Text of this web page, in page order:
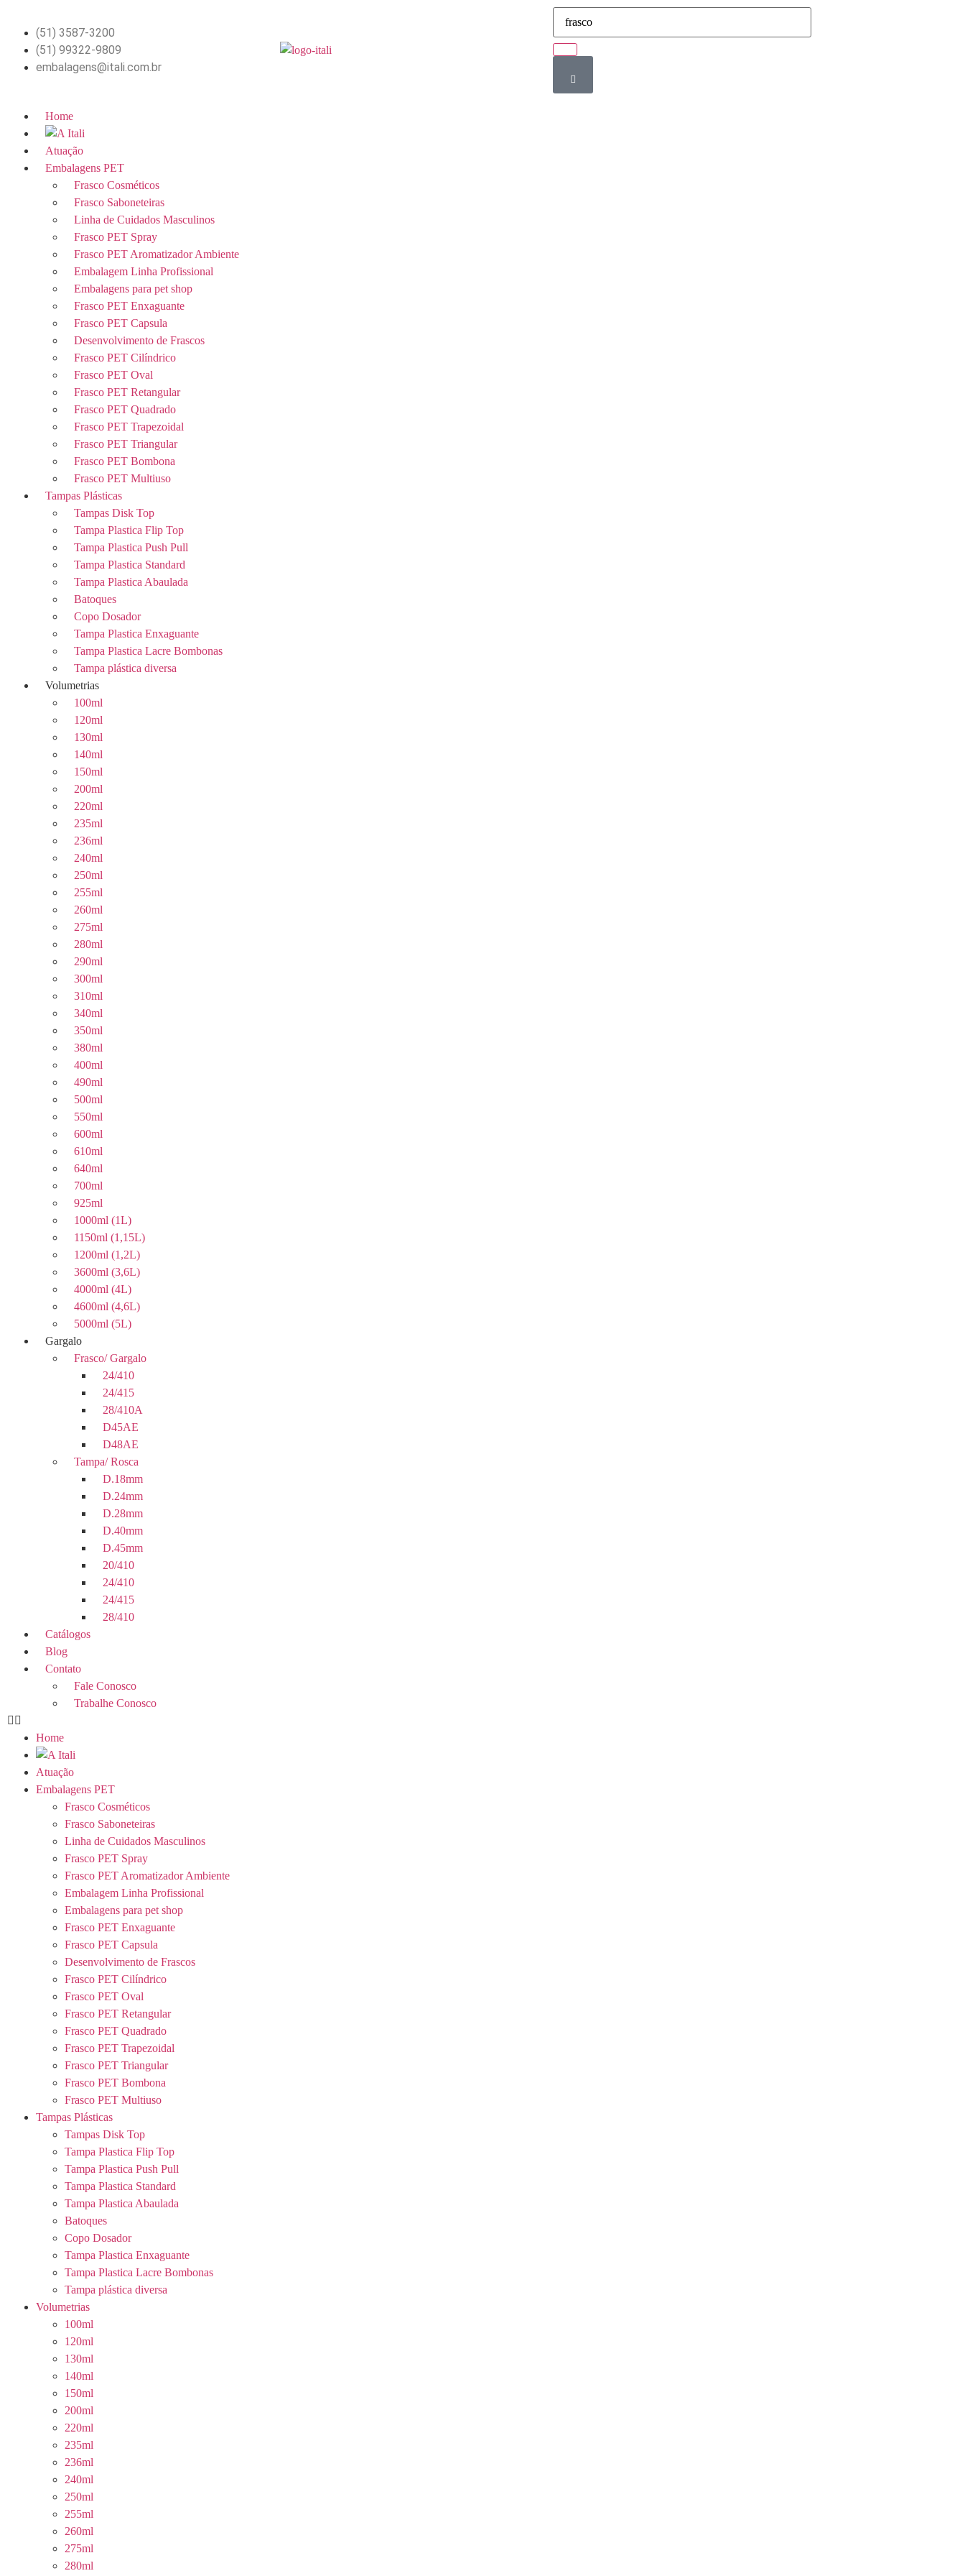
(51) 3587-3200
(51) 99322-9809
embalagens@itali.com.br
Home
Atuação
Embalagens PET
Frasco Cosméticos
Frasco Saboneteiras
Linha de Cuidados Masculinos
Frasco PET Spray
Frasco PET Aromatizador Ambiente
Embalagem Linha Profissional
Embalagens para pet shop
Frasco PET Enxaguante
Frasco PET Capsula
Desenvolvimento de Frascos
Frasco PET Cilíndrico
Frasco PET Oval
Frasco PET Retangular
Frasco PET Quadrado
Frasco PET Trapezoidal
Frasco PET Triangular
Frasco PET Bombona
Frasco PET Multiuso
Tampas Plásticas
Tampas Disk Top
Tampa Plastica Flip Top
Tampa Plastica Push Pull
Tampa Plastica Standard
Tampa Plastica Abaulada
Batoques
Copo Dosador
Tampa Plastica Enxaguante
Tampa Plastica Lacre Bombonas
Tampa plástica diversa
Volumetrias
100ml
120ml
130ml
140ml
150ml
200ml
220ml
235ml
236ml
240ml
250ml
255ml
260ml
275ml
280ml
290ml
300ml
310ml
340ml
350ml
380ml
400ml
490ml
500ml
550ml
600ml
610ml
640ml
700ml
925ml
1000ml (1L)
1150ml (1,15L)
1200ml (1,2L)
3600ml (3,6L)
4000ml (4L)
4600ml (4,6L)
5000ml (5L)
Gargalo
Frasco/ Gargalo
24/410
24/415
28/410A
D45AE
D48AE
Tampa/ Rosca
D.18mm
D.24mm
D.28mm
D.40mm
D.45mm
20/410
24/410
24/415
28/410
Catálogos
Blog
Contato
Fale Conosco
Trabalhe Conosco
Home
Atuação
Embalagens PET
Frasco Cosméticos
Frasco Saboneteiras
Linha de Cuidados Masculinos
Frasco PET Spray
Frasco PET Aromatizador Ambiente
Embalagem Linha Profissional
Embalagens para pet shop
Frasco PET Enxaguante
Frasco PET Capsula
Desenvolvimento de Frascos
Frasco PET Cilíndrico
Frasco PET Oval
Frasco PET Retangular
Frasco PET Quadrado
Frasco PET Trapezoidal
Frasco PET Triangular
Frasco PET Bombona
Frasco PET Multiuso
Tampas Plásticas
Tampas Disk Top
Tampa Plastica Flip Top
Tampa Plastica Push Pull
Tampa Plastica Standard
Tampa Plastica Abaulada
Batoques
Copo Dosador
Tampa Plastica Enxaguante
Tampa Plastica Lacre Bombonas
Tampa plástica diversa
Volumetrias
100ml
120ml
130ml
140ml
150ml
200ml
220ml
235ml
236ml
240ml
250ml
255ml
260ml
275ml
280ml